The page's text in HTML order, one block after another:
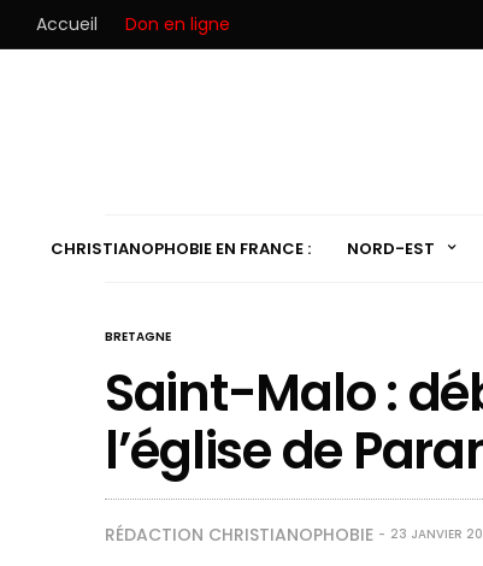
Accueil Don en ligne
CHRISTIANOPHOBIE EN FRANCE : NORD-EST
BRETAGNE
Saint-Malo :
l’église de
RÉDACTION CHRISTIANOPHOBIE 23 JANVIER